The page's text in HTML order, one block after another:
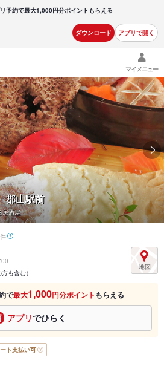
予約で最大1,000円分ポイントもらえる
ダウンロード アプリで開く
マイメニュー
山駅前
居酒屋
件
も含む）
で最大1,000円分ポイント もらえる
アプリでひらく
ト支払い可